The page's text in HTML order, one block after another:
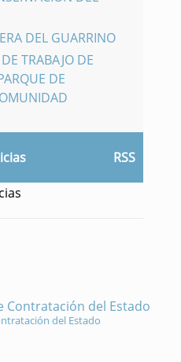
DEL GUARRINO
TRABAJO DE
DE
RSS
Contratación del Estado
del Estado